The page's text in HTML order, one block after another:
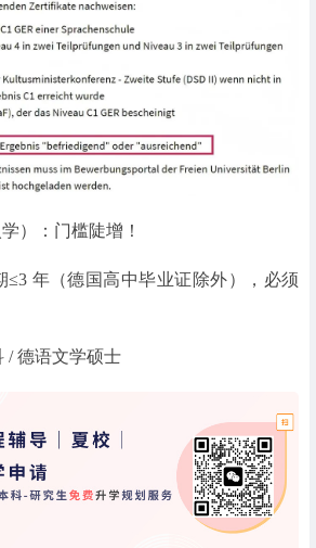
）：门槛陡增！
≤3 年（德国高中毕业证除外），必须
/ 德语文学硕士